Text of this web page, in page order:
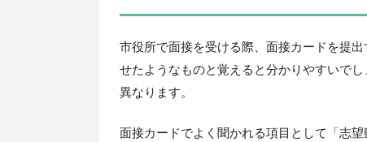
市役所で面接を受ける際、面接カードを提
せたようなものと覚えると分かりやすいで
異なります。
面接カードでよく聞かれる項目として「志